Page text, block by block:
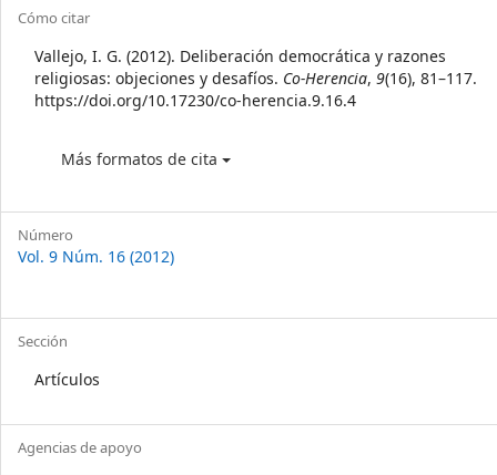
Article
Details
Cómo citar
Vallejo, I. G. (2012). Deliberación democrática y razones
religiosas: objeciones y desafíos. Co-Herencia, 9(16), 81–117.
https://doi.org/10.17230/co-herencia.9.16.4
Más formatos de cita
Número
Vol. 9 Núm. 16 (2012)
Sección
Artículos
Agencias de apoyo